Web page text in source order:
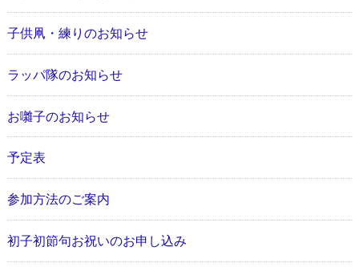
子供凧・練りのお知らせ
ラッパ隊のお知らせ
お囃子のお知らせ
予定表
参加方法のご案内
初子初節句お祝いのお申し込み